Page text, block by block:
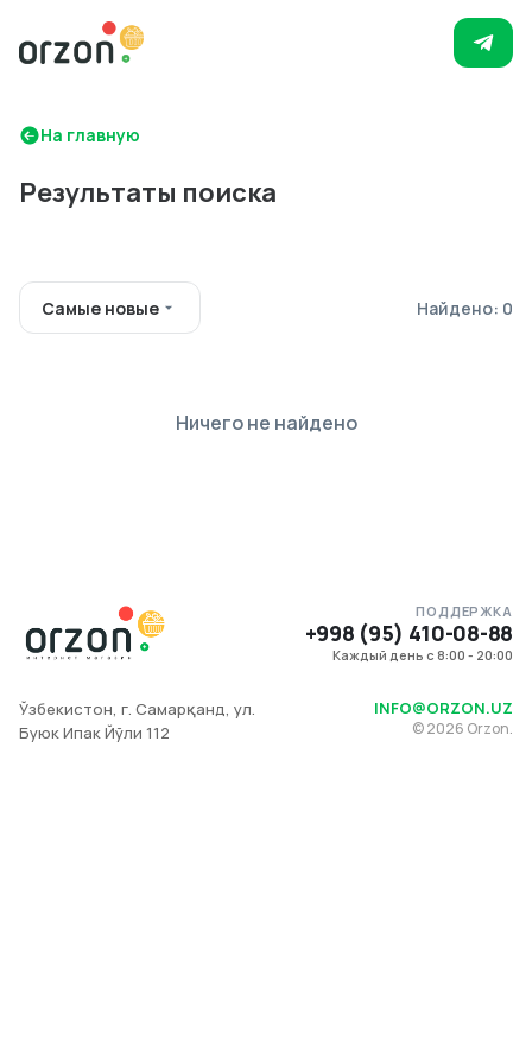
На главную
Результаты поиска
Самые новые Найдено: 0
Ничего не найдено
ПОДДЕРЖКА
+998 (95) 410-08-88
Каждый день с 8:00 - 20:00
Ўзбекистон, г. Самарқанд, ул.
Буюк Ипак Йўли 112
INFO@ORZON.UZ
©2026 Orzon.